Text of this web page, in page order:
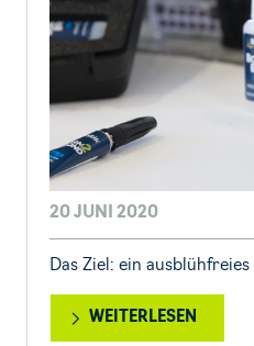
20 JUNI 2020
Das Ziel: ein
WEITERLESEN